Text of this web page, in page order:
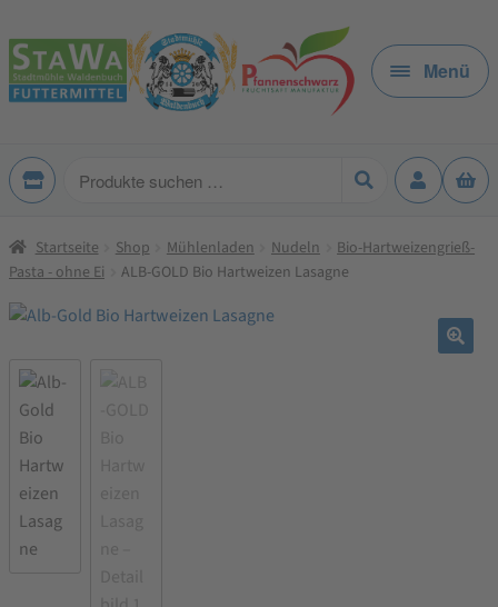
Zur
Navigation
springen
Zum
Inhalt
springen
Menü
Produkte
Startseite Shop Mühlenladen Nudeln
Bio-Hartweizengrieß-
Pasta - ohne Ei
ALB-GOLD Bio Hartweizen Lasagne